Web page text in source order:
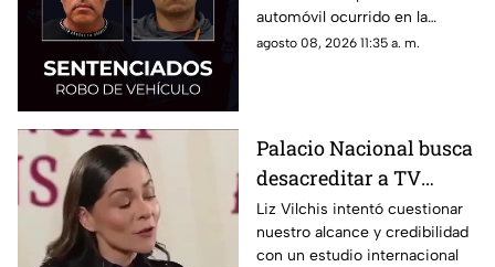
Fundadores III
automóvil ocurrido en la
colonia Fundadores III; ambos
agosto 08, 2026 11:35 a. m.
Palacio Nacional busca
desacreditar a TV
Azteca durante la
mañanera
Liz Vilchis intentó cuestionar
nuestro alcance y credibilidad
con un estudio internacional